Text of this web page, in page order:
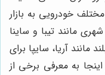
خودرویی به بازار
مانند تیبا و ساینا
آریا، سایپا برای
به معرفی برخی از